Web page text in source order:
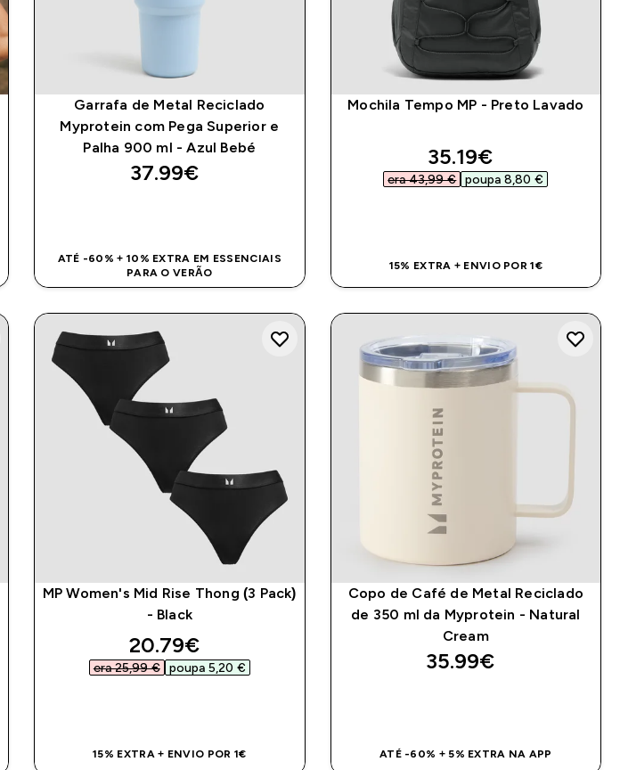
Garrafa de Metal Reciclado
Myprotein com Pega Superior e
Palha 900 ml - Azul Bebé
37.99€‎
ATÉ -60% + 10% EXTRA EM ESSENCIAIS
PARA O VERÃO
Mochila Tempo MP - Preto Lavado
discounted price
35.19€‎
era 43,99 €‎ poupa 8,80 €‎
15% EXTRA + ENVIO POR 1€
MP Women's Mid Rise Thong (3 Pack)
- Black
discounted price
20.79€‎
era 25,99 €‎ poupa 5,20 €‎
15% EXTRA + ENVIO POR 1€
Copo de Café de Metal Reciclado
de 350 ml da Myprotein - Natural
Cream
35.99€‎
ATÉ -60% + 5% EXTRA NA APP